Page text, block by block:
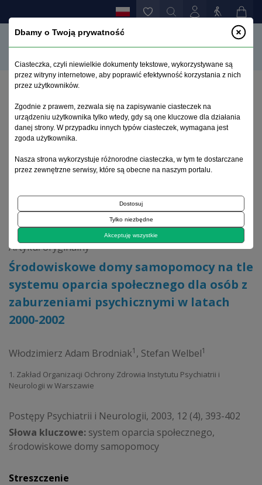
Środowiskowe domy samopomocy na tle systemu
oparcia społecznego dla osób z zaburzeniami
psychicznymi w latach 2000-2002
Archiwum 1992–2014
2003, tom 12, zeszyt 3
Artykuł oryginalny
Środowiskowe domy samopomocy na tle
systemu oparcia społecznego dla osób z
zaburzeniami psychicznymi w latach
2000-2002
Włodzimierz Adam Brodniak1 , Stefan Welbel1
1. Zakład Organizacji Ochrony Zdrowia Instytutu Psychiatrii i
Neurologii w Warszawie
Postępy Psychiatrii i Neurologii, 2003, 12 (4), 393-402
Słowa kluczowe: system oparcia społecznego,
środowiskowe domy samopomocy
Streszczenie
Dbamy o Twoją prywatność
Ciasteczka, czyli niewielkie dokumenty tekstowe, wykorzystywane są
przez witryny internetowe, aby poprawić efektywność korzystania z nich
przez użytkowników.
Zgodnie z prawem, zezwala się na zapisywanie ciasteczek na
urządzeniu użytkownika tylko wtedy, gdy są one kluczowe dla działania
danej strony. W przypadku innych typów ciasteczek, wymagana jest
zgoda użytkownika.
Nasza strona wykorzystuje różnorodne ciasteczka, w tym te dostarczane
przez zewnętrzne serwisy, które są obecne na naszym portalu.
Dostosuj
Tylko niezbędne
Akceptuję wszystkie